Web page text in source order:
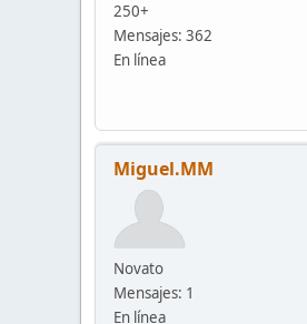
250+
Mensajes: 362
En línea
Miguel.MM
Novato
Mensajes: 1
En línea